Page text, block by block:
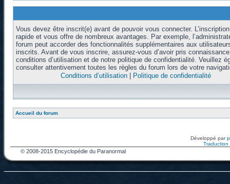
Vous devez être inscrit(e) avant de pouvoir vous connecter.
rapide et vous offre de nombreux avantages. Par exemple,
forum peut accorder des fonctionnalités supplémentaires aux
inscrits. Avant de vous inscrire, assurez-vous d’avoir pris
conditions d’utilisation et de notre politique de confidentialité. Veuillez
consulter attentivement toutes les règles du forum lors de votre
Conditions d’utilisation| Politique de confidentialité
Accueil du forum
Développé par
Traduction
© 2008-2015 Encyclopédie du Paranormal